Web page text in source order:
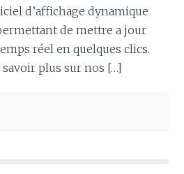
d’affichage dynamique
de mettre a jour
réel en quelques clics.
plus sur nos […]